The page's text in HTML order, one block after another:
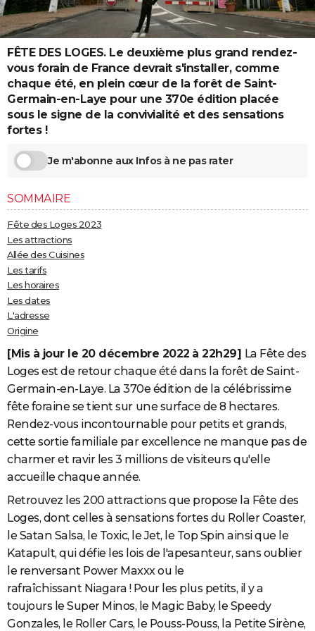
Destinations
City break
Voyage nature
Voyage de noces
Forum
Climat
+
PHOTO
GUIDES D'ACHAT
BONS PLANS
CARTE DE VOEUX
Carte de Noël
Carte Bonne année
Carte Saint-Valentin
Carte Pâques
Carte d'anniversaire
DICTIONNAIRE
Dictionnaire
Biographies
Citations
Expressions
Proverbes
PROGRAMME TV
S'inscrire
Se connecter
Lycées
Collèges
Primaires
Universités
Entreprises
Service militaire
Avis de recherche
FORUM
Bricolage
Lifestyle
Culture
Sport
Auto
Television
Voyage
Cinema
FÊTE DES LOGES. Le deuxième plus grand rendez-
vous forain de France devrait s'installer, comme
chaque été, en plein cœur de la forêt de Saint-
Germain-en-Laye pour une 370e édition placée
sous le signe de la convivialité et des sensations
fortes !
Je m'abonne aux Infos à ne pas rater
SOMMAIRE
Fête des Loges 2023
Les attractions
Allée des Cuisines
Les tarifs
Les horaires
Les dates
L'adresse
Origine
[Mis à jour le 20 décembre 2022 à 22h29] La Fête des
Loges est de retour chaque été dans la forêt de Saint-
Germain-en-Laye. La 370e édition de la célébrissime
fête foraine se tient sur une surface de 8 hectares.
Rendez-vous incontournable pour petits et grands,
cette sortie familiale par excellence ne manque pas de
charmer et ravir les 3 millions de visiteurs qu'elle
accueille chaque année.
Retrouvez les 200 attractions que propose la Fête des
Loges, dont celles à sensations fortes du Roller Coaster,
le Satan Salsa, le Toxic, le Jet, le Top Spin ainsi que le
Katapult, qui défie les lois de l'apesanteur, sans oublier
le renversant Power Maxxx ou le
rafraîchissant Niagara ! Pour les plus petits, il y a
toujours le Super Minos, le Magic Baby, le Speedy
Gonzales, le Roller Cars, le Pouss-Pouss, la Petite Sirène,